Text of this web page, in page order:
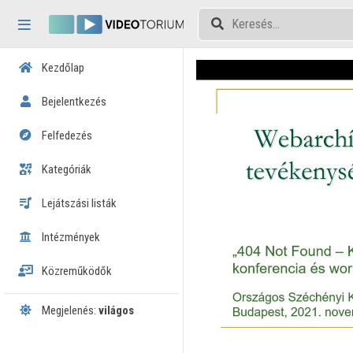
Tartalom kihagyása
Kezdőlap
Bejelentkezés
Felfedezés
Kategóriák
Lejátszási listák
Intézmények
Közreműködők
Megjelenés: világos